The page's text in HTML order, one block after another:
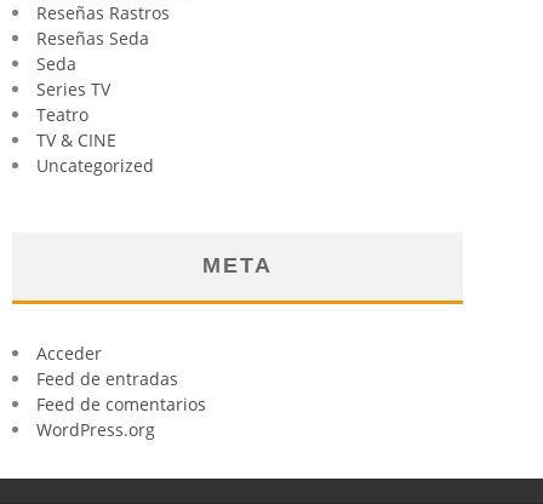
Reseñas Rastros
Reseñas Seda
Seda
Series TV
Teatro
TV & CINE
Uncategorized
META
Acceder
Feed de entradas
Feed de comentarios
WordPress.org